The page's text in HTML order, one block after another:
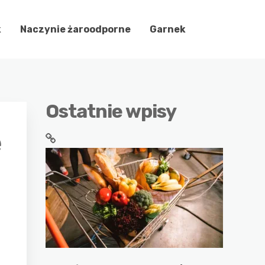
Naczynie żaroodporne Garnek
Ostatnie wpisy